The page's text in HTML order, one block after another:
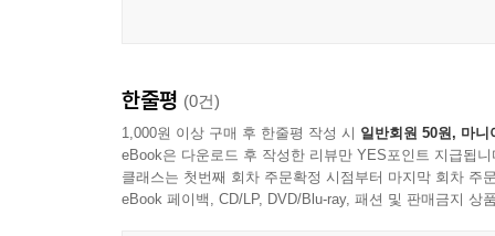
한줄평 (0건)
1,000원 이상 구매 후 한줄평 작성 시 일반회원 50원, 마니
eBook은 다운로드 후 작성한 리뷰만 YES포인트 지급됩니
클래스는 첫번째 회차 주문확정 시점부터 마지막 회차 주
eBook 페이백, CD/LP, DVD/Blu-ray, 패션 및 판매금지 상